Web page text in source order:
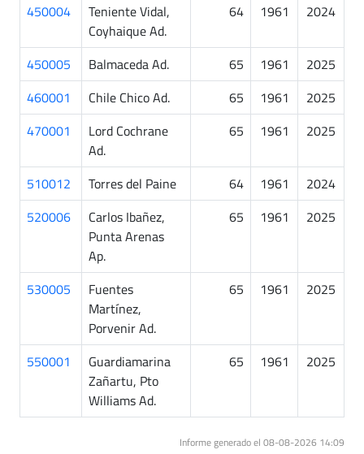
450004
Teniente Vidal,
Coyhaique Ad.
64 1961 2024
450005 Balmaceda Ad. 65 1961
2025
460001
Chile Chico Ad. 65 1961
2025
470001
Lord Cochrane
Ad.
65 1961 2025
510012 Torres del Paine 64 1961
2024
520006
Carlos Ibañez,
Punta Arenas
Ap.
65 1961 2025
530005
Fuentes
Martínez,
Porvenir Ad.
65 1961 2025
550001
Guardiamarina
Zañartu, Pto
Williams Ad.
65 1961 2025
Informe generado el 08-08-2026 14:09